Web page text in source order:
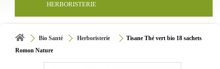
HERBORISTERIE
Bio Santé Herboristerie
Tisane Thé vert bio 18 sachets
Romon Nature